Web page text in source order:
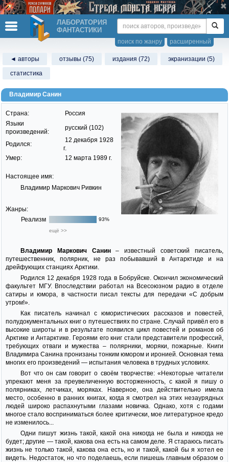
ЛАБОРАТОРИЯ
ФАНТАСТИКИ
расширенный
поиск по жанру
◄ авторы отзывы (75) издания (72)
экранизации (5)
статистика
Владимир Санин
Страна:
Россия
Языки
произведений:
русский (102)
Родился:
12 декабря 1928
г.
Умер:
12 марта 1989 г.
Настоящее имя:
Владимир Маркович Ривкин
Жанры:
Реализм
93%
ещё >>
Владимир Маркович Санин– известный советский писатель,
путешественник, полярник, не раз побывавший в Антарктиде и на
дрейфующих станциях Арктики.
Родился 12 декабря 1928 года в Бобруйске. Окончил экономический
факультет МГУ. Впоследствии работал на Всесоюзном радио в отделе
сатиры и юмора, в частности писал тексты для передачи «С добрым
утром!».
Как писатель начинал с юмористических рассказов и повестей,
полудокументальных книг о путешествиях по стране. Случай привёл его в
высокие широты и в результате появился цикл повестей и романов об
Арктике и Антарктике. Героями его книг стали представители профессий,
требующих отваги и мужества – полярники, моряки, пожарные. Книги
Владимира Санина пронизаны тонким юмором и иронией. Основная тема
многих его произведений — испытания человека в трудных условиях.
Вот что он сам говорит о своём творчестве: «Некоторые читатели
упрекают меня за преувеличенную восторженность, с какой я пишу о
полярниках, летчиках, моряках. Наверное, она действительно имела
место, особенно в ранних книгах, когда я смотрел на этих незаурядных
людей широко распахнутыми глазами новичка. Однако, хотя с годами
многое стало восприниматься более критически, мое литературное кредо
не изменилось...
Одни пишут жизнь такой, какой она никогда не была и никогда не
будет; другие — такой, какова она есть на самом деле. Я стараюсь писать
жизнь не только такой, какова она есть, но и такой, какой бы я хотел ее
видеть. Недостаток, но что поделаешь, если пишешь главным образом о